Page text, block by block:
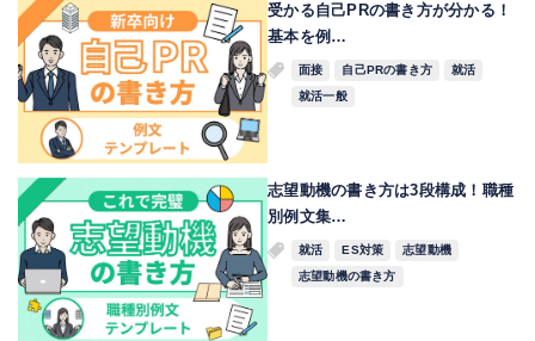
受かる自己PRの書き方が分かる！
基本を例…
面接 自己PRの書き方
就活
就活一般
志望動機の書き方は3段構成！職種
別例文集…
就活 ES対策
志望動機
志望動機の書き方